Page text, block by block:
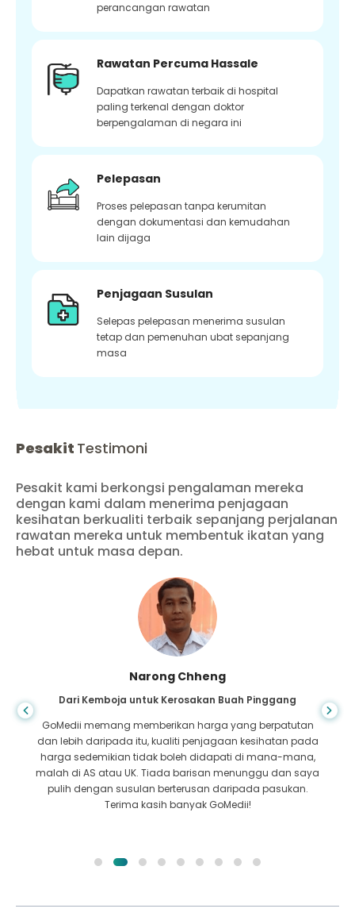
perancangan rawatan
Rawatan Percuma Hassale
Dapatkan rawatan terbaik di hospital
paling terkenal dengan doktor
berpengalaman di negara ini
Pelepasan
Proses pelepasan tanpa kerumitan
dengan dokumentasi dan kemudahan
lain dijaga
Penjagaan Susulan
Selepas pelepasan menerima susulan
tetap dan pemenuhan ubat sepanjang
masa
Pesakit Testimoni
Pesakit kami berkongsi pengalaman mereka
dengan kami dalam menerima penjagaan
kesihatan berkualiti terbaik sepanjang perjalanan
rawatan mereka untuk membentuk ikatan yang
hebat untuk masa depan.
Narong Chheng
Dari Kemboja untuk Kerosakan Buah Pinggang
GoMedii memang memberikan harga yang berpatutan
dan lebih daripada itu, kualiti penjagaan kesihatan pada
harga sedemikian tidak boleh didapati di mana-mana,
malah di AS atau UK. Tiada barisan menunggu dan saya
pulih dengan susulan berterusan daripada pasukan.
Terima kasih banyak GoMedii!